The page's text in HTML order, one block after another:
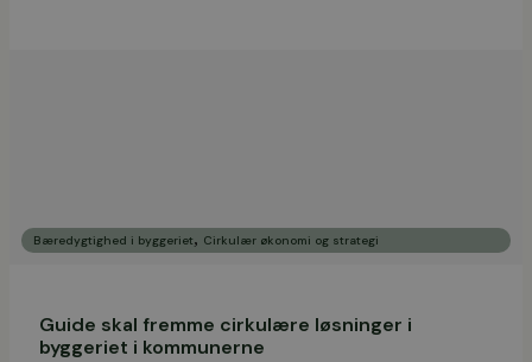
Bæredygtighed i byggeriet, Cirkulær økonomi og strategi
Guide skal fremme cirkulære løsninger i
byggeriet i kommunerne